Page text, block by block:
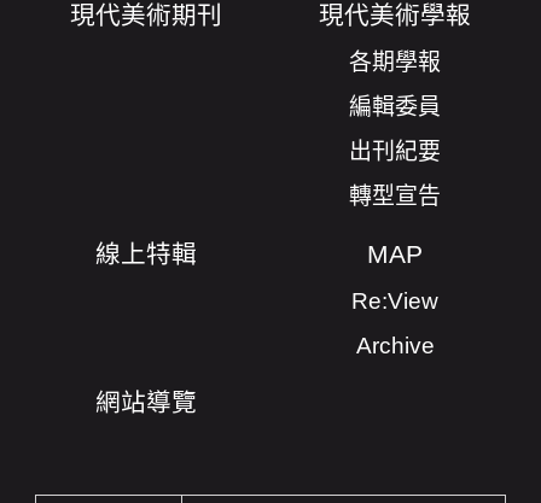
現代美術期刊 現代美術學報
各期學報
編輯委員
出刊紀要
轉型宣告
線上特輯 MAP
Re:View
Archive
網站導覽